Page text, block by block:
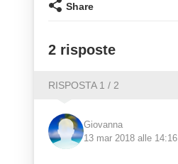
Share
2 risposte
RISPOSTA 1 / 2
Giovanna
13 mar 2018 alle 14:16